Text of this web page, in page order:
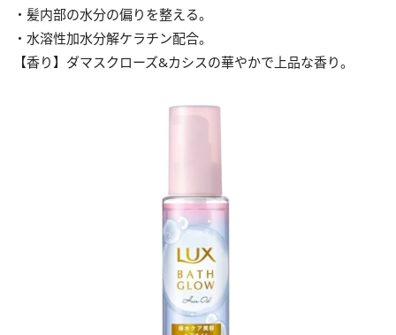
・髪内部の水分の偏りを整える。
・水溶性加水分解ケラチン配合。
【香り】ダマスクローズ&カシスの華やかで上品な香り。